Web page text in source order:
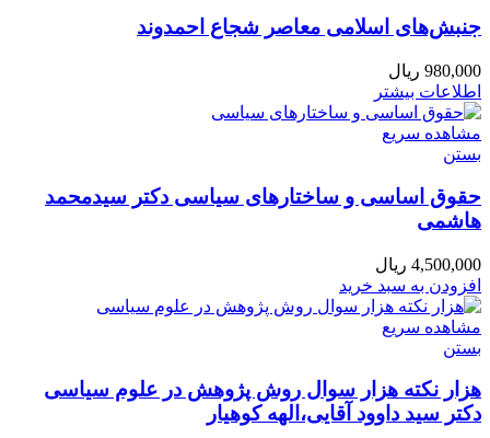
جنبش‌های اسلامی معاصر شجاع احمدوند
980,000 ریال
اطلاعات بیشتر
مشاهده سریع
بستن
حقوق اساسی و ساختارهای سیاسی دکتر سیدمحمد
هاشمی
4,500,000 ریال
افزودن به سبد خرید
مشاهده سریع
بستن
هزار نکته هزار سوال روش پژوهش در علوم سیاسی
دکتر سید داوود آقایی،الهه کوهیار